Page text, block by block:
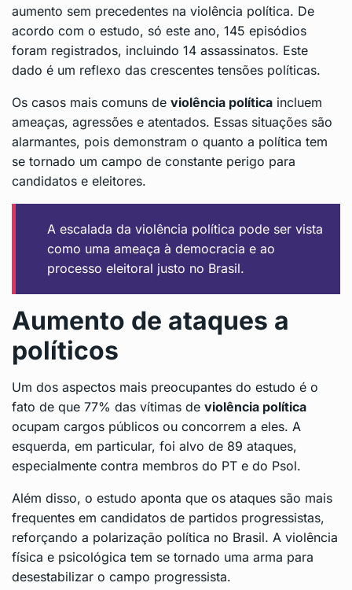
aumento sem precedentes na violência política. De
acordo com o estudo, só este ano, 145 episódios
foram registrados, incluindo 14 assassinatos. Este
dado é um reflexo das crescentes tensões políticas.
Os casos mais comuns de violência política incluem
ameaças, agressões e atentados. Essas situações são
alarmantes, pois demonstram o quanto a política tem
se tornado um campo de constante perigo para
candidatos e eleitores.
A escalada da violência política pode ser vista
como uma ameaça à democracia e ao
processo eleitoral justo no Brasil.
Aumento de ataques a
políticos
Um dos aspectos mais preocupantes do estudo é o
fato de que 77% das vítimas de violência política
ocupam cargos públicos ou concorrem a eles. A
esquerda, em particular, foi alvo de 89 ataques,
especialmente contra membros do PT e do Psol.
Além disso, o estudo aponta que os ataques são mais
frequentes em candidatos de partidos progressistas,
reforçando a polarização política no Brasil. A violência
física e psicológica tem se tornado uma arma para
desestabilizar o campo progressista.